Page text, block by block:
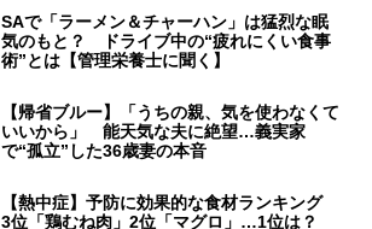
SAで「ラーメン＆チャーハン」は猛烈な眠
気のもと？ ドライブ中の“疲れにくい食事
術”とは【管理栄養士に聞く】
【帰省ブルー】「うちの親、気を使わなくて
いいから」 能天気な夫に絶望…義実家
で“孤立”した36歳妻の本音
【熱中症】予防に効果的な食材ランキング
3位「鶏むね肉」2位「マグロ」…1位は？